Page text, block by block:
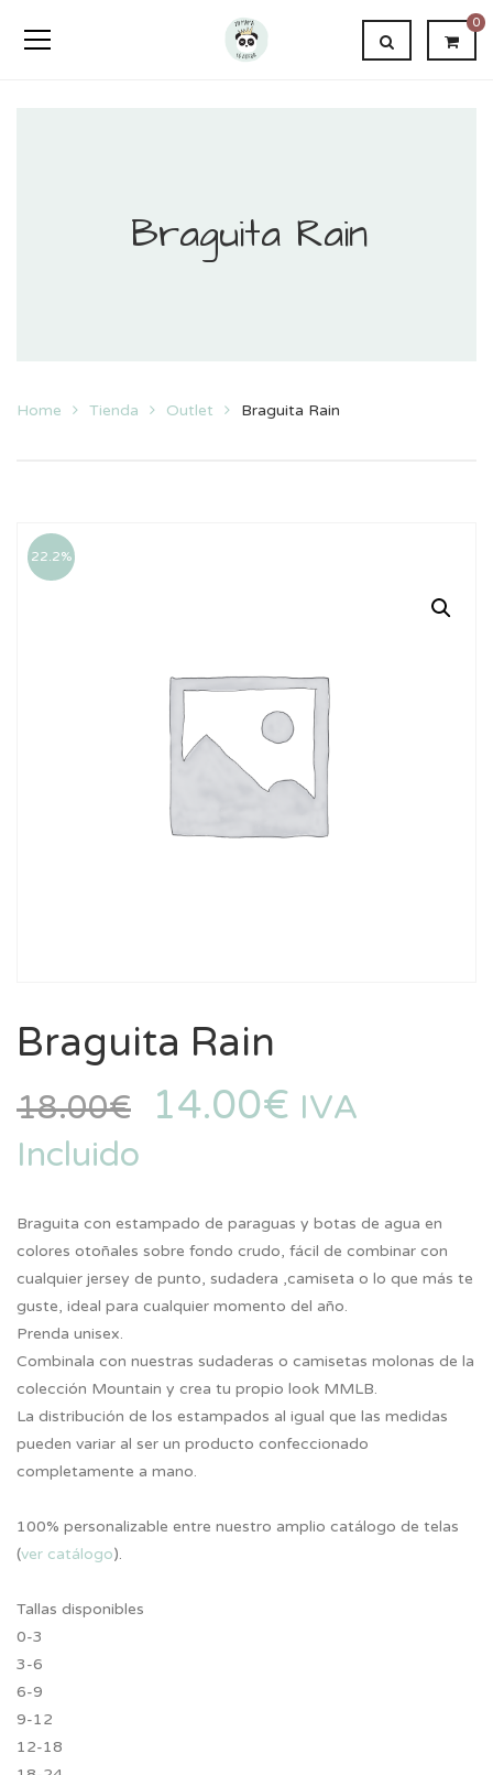
0
Braguita Rain
Home Tienda Outlet Braguita Rain
22.2%
Braguita Rain
18.00€ 14.00€ IVA
Incluido
Braguita con estampado de paraguas y botas de agua en
colores otoñales sobre fondo crudo, fácil de combinar con
cualquier jersey de punto, sudadera ,camiseta o lo que más te
guste, ideal para cualquier momento del año.
Prenda unisex.
Combinala con nuestras sudaderas o camisetas molonas de la
colección Mountain y crea tu propio look MMLB.
La distribución de los estampados al igual que las medidas
pueden variar al ser un producto confeccionado
completamente a mano.
100% personalizable entre nuestro amplio catálogo de telas
(ver catálogo).
Tallas disponibles
0-3
3-6
6-9
9-12
12-18